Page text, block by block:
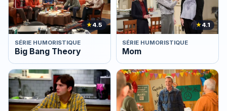
★4.5
SÉRIE HUMORISTIQUE
Big Bang Theory
★4.1
SÉRIE HUMORISTIQUE
Mom